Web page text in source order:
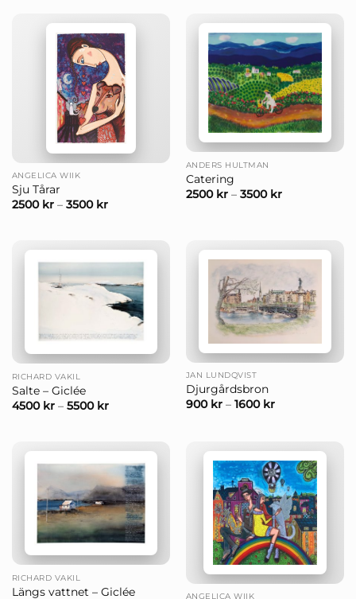
ANGELICA WIIK
Sju Tårar
2500 kr– 3500 kr
ANDERS HULTMAN
Catering
2500 kr– 3500 kr
RICHARD VAKIL
Salte – Giclée
4500 kr– 5500 kr
JAN LUNDQVIST
Djurgårdsbron
900 kr– 1600 kr
RICHARD VAKIL
Längs vattnet – Giclée ANGELICA WIIK